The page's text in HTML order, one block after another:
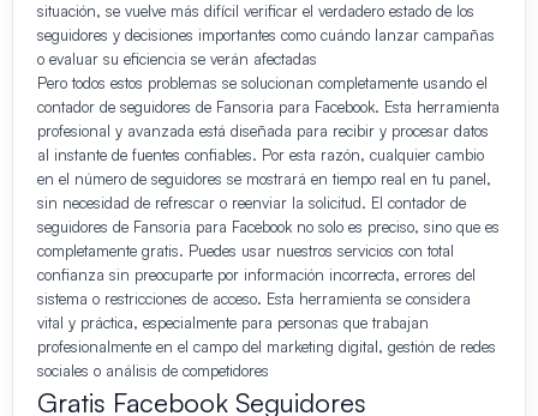
situación, se vuelve más difícil verificar el verdadero estado de los
seguidores y decisiones importantes como cuándo lanzar campañas
o evaluar su eficiencia se verán afectadas
Pero todos estos problemas se solucionan completamente usando el
contador de seguidores de Fansoria para Facebook. Esta herramienta
profesional y avanzada está diseñada para recibir y procesar datos
al instante de fuentes confiables. Por esta razón, cualquier cambio
en el número de seguidores se mostrará en tiempo real en tu panel,
sin necesidad de refrescar o reenviar la solicitud. El contador de
seguidores de Fansoria para Facebook no solo es preciso, sino que es
completamente gratis. Puedes usar nuestros servicios con total
confianza sin preocuparte por información incorrecta, errores del
sistema o restricciones de acceso. Esta herramienta se considera
vital y práctica, especialmente para personas que trabajan
profesionalmente en el campo del marketing digital, gestión de redes
sociales o análisis de competidores
Gratis Facebook Seguidores